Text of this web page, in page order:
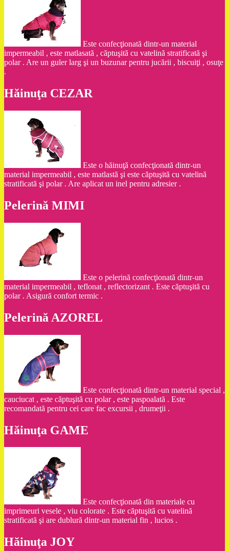
Este confecţionată dintr-un material
impermeabil , este matlasată , căptuşită cu vatelină stratificată şi
polar . Are un guler larg şi un buzunar pentru jucării , biscuiţi , osuţe
.
Hăinuţa CEZAR
Este o hăinuţă confecţionată dintr-un
material impermeabil , este matlastă şi este căptuşită cu vatelină
stratificată şi polar . Are aplicat un inel pentru adresier .
Pelerină MIMI
Este o pelerină confecţionată dintr-un
material impermeabil , teflonat , reflectorizant . Este căptuşită cu
polar . Asigură confort termic .
Pelerină AZOREL
Este confecţionată dintr-un material special ,
cauciucat , este căptuşită cu polar , este paspoalată . Este
recomandată pentru cei care fac excursii , drumeţii .
Hăinuţa GAME
Este confecţionată din materiale cu
imprimeuri vesele , viu colorate . Este căptuşită cu vatelină
stratificată şi are dublură dintr-un material fin , lucios .
Hăinuţa JOY